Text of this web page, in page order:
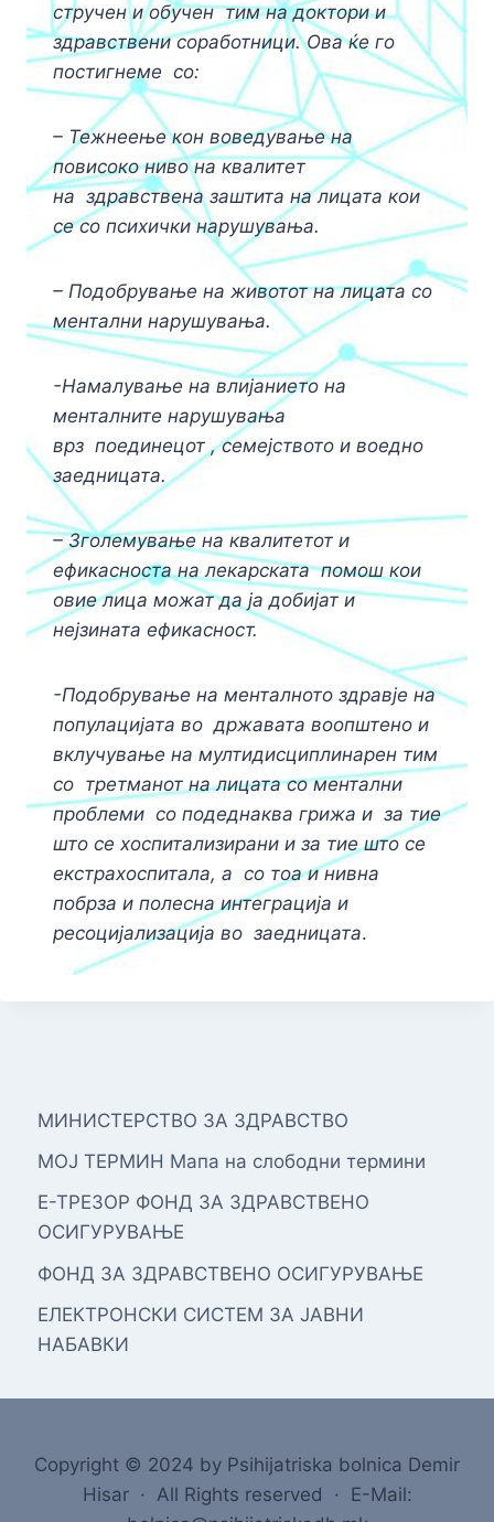
стручен и обучен тим на доктори и
здравствени соработници. Ова ќе го
постигнеме со:
– Тежнеење кон воведување на
повисоко ниво на квалитет
на здравствена заштита на лицата кои
се со психички нарушувања.
– Подобрување на животот на лицата со
ментални нарушувања.
-Намалување на влијанието на
менталните нарушувања
врз поединецот , семејството и воедно
заедницата.
– Зголемување на квалитетот и
ефикасноста на лекарската помош кои
овие лица можат да ја добијат и
нејзината ефикасност.
-Подобрување на менталното здравје на
популацијата во државата воопштено и
вклучување на мултидисциплинарен тим
со третманот на лицата со ментални
проблеми со подеднаква грижа и за тие
што се хоспитализирани и за тие што се
екстрахоспитала, а со тоа и нивна
побрза и полесна интеграција и
ресоцијализација во заедницата.
МИНИСТЕРСТВО ЗА ЗДРАВСТВО
МОЈ ТЕРМИН Мапа на слободни термини
Е-ТРЕЗОР ФОНД ЗА ЗДРАВСТВЕНО
ОСИГУРУВАЊЕ
ФОНД ЗА ЗДРАВСТВЕНО ОСИГУРУВАЊЕ
ЕЛЕКТРОНСКИ СИСТЕМ ЗА ЈАВНИ
НАБАВКИ
Copyright © 2024 by Psihijatriska bolnica Demir
Hisar · All Rights reserved · E-Mail: